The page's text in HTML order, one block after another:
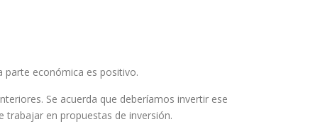
parte económica es positivo.
Se acuerda que deberíamos invertir ese
trabajar en propuestas de inversión.